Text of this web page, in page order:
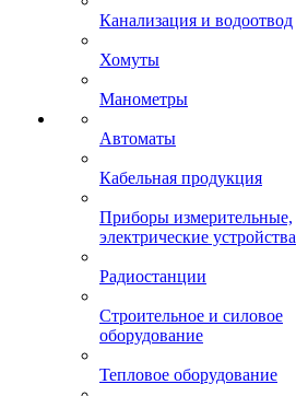
Канализация и водоотвод
Хомуты
Манометры
Автоматы
Кабельная продукция
Приборы измерительные,
электрические устройства
Радиостанции
Строительное и силовое
оборудование
Тепловое оборудование